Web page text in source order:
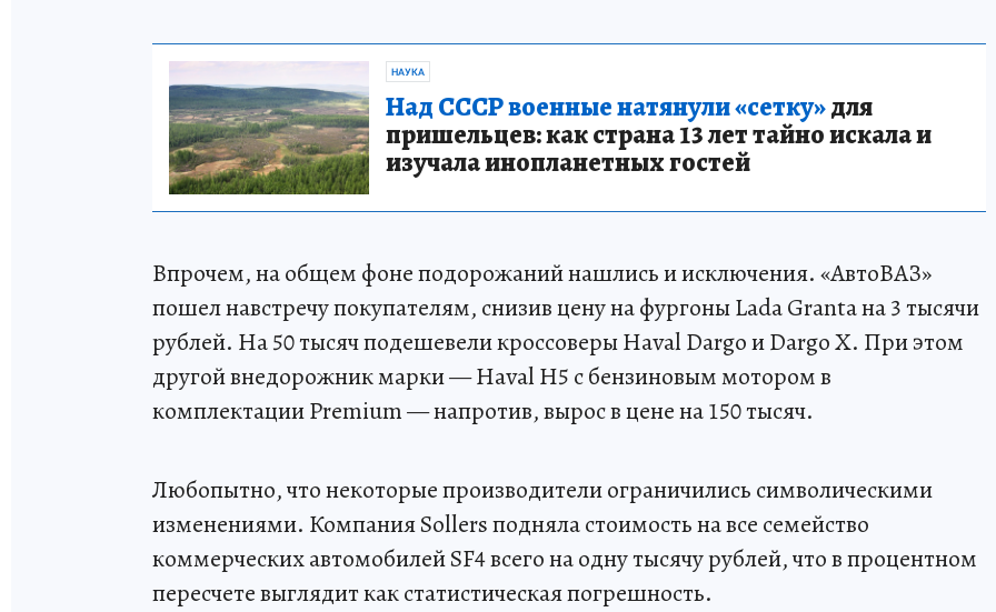
НАУКА
Над СССР военные натянули «сетку»для
пришельцев: как страна 13 лет тайно искала и
изучала инопланетных гостей
Впрочем, на общем фоне подорожаний нашлись и исключения. «АвтоВАЗ»
пошел навстречу покупателям, снизив цену на фургоны Lada Granta на 3 тысячи
рублей. На 50 тысяч подешевели кроссоверы Haval Dargo и Dargo X. При этом
другой внедорожник марки — Haval H5 с бензиновым мотором в
комплектации Premium — напротив, вырос в цене на 150 тысяч.
Любопытно, что некоторые производители ограничились символическими
изменениями. Компания Sollers подняла стоимость на все семейство
коммерческих автомобилей SF4 всего на одну тысячу рублей, что в процентном
пересчете выглядит как статистическая погрешность.